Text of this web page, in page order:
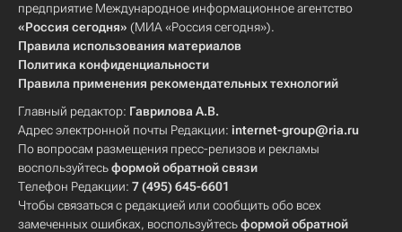
предприятие Международное информационное агентство
«Россия сегодня» (МИА «Россия сегодня»).
Правила использования материалов
Политика конфиденциальности
Правила применения рекомендательных технологий
Главный редактор: Гаврилова А.В.
Адрес электронной почты Редакции: internet-group@ria.ru
По вопросам размещения пресс-релизов и рекламы
воспользуйтесьформой обратной связи
Телефон Редакции: 7 (495) 645-6601
Чтобы связаться с редакцией или сообщить обо всех
замеченных ошибках, воспользуйтесьформой обратной